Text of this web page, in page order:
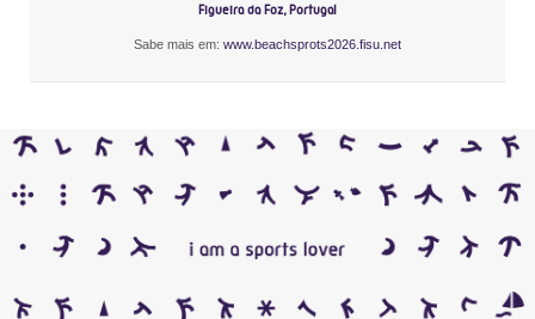
Figueira da Foz, Portugal
Sabe mais em: www.beachsprots2026.fisu.net